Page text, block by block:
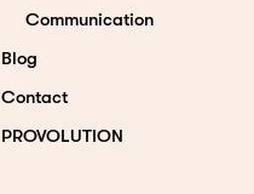
Communication
Blog
Contact
PROVOLUTION